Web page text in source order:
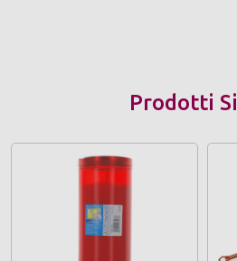
Prodotti